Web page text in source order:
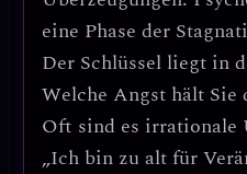
eine Phase der
Der Schlüssel liegt in
Welche Angst hält Sie
Oft sind es irrationale
„Ich bin zu alt für